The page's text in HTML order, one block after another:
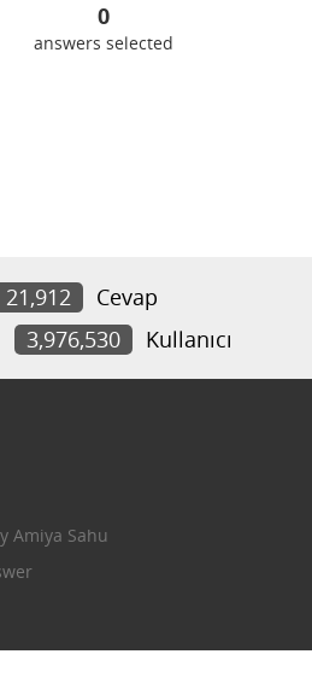
0
answers selected
21,912
Cevap
3,976,530 Kullanıcı
Amiya Sahu